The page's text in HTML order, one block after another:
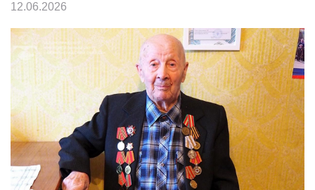
12.06.2026